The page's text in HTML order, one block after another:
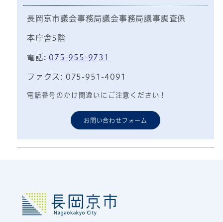
長岡京市議会事務局議会事務局議事調査係
本庁舎5階
電話: 075-955-9731
ファクス: 075-951-4091
電話番号のかけ間違いにご注意ください！
お問い合わせフォーム